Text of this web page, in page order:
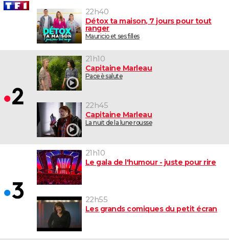
22h40
Détox ta maison, 7 jours pour tout
ranger
Mauricio et ses filles
21h10
Capitaine Marleau
Pace è salute
22h45
Capitaine Marleau
La nuit de la lune rousse
21h10
Le gala de l'humour - juste pour rire
22h55
Les grands comiques du petit écran